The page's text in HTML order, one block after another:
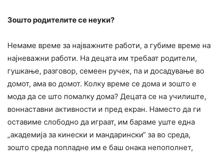
Зошто рoдителите се неуки?
Немаме време за најважните работи, а губиме време на
најневажни работи. На децата им требаат родители,
гушкање, разговор, семеен ручек, па и досадување во
домот, ама во домот. Колку време се дома и зошто е
мода да се што помалку дома? Децата се на училиште,
воннаставни активности и пред екран. Наместо да ги
оставиме слободно да играат, им бараме уште една
„академија за кинески и мандарински“ за во среда,
зошто среда попладне им е баш онака непополнет,